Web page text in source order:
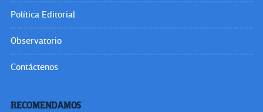
Política Editorial
Observatorio
Contáctenos
RECOMENDAMOS